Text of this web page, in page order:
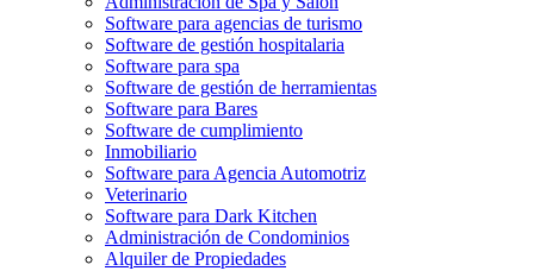
Software para agencias de turismo
Software de gestión hospitalaria
Software para spa
Software de gestión de herramientas
Software para Bares
Software de cumplimiento
Inmobiliario
Software para Agencia Automotriz
Veterinario
Software para Dark Kitchen
Administración de Condominios
Alquiler de Propiedades